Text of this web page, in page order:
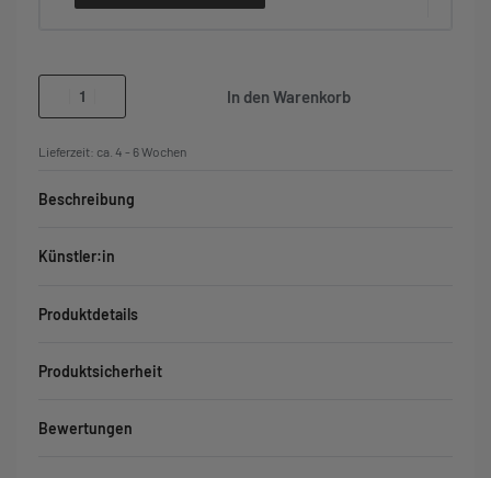
In den Warenkorb
Lieferzeit: ca. 4 - 6 Wochen
Beschreibung
Künstler:in
Produktdetails
Produktsicherheit
Bewertungen